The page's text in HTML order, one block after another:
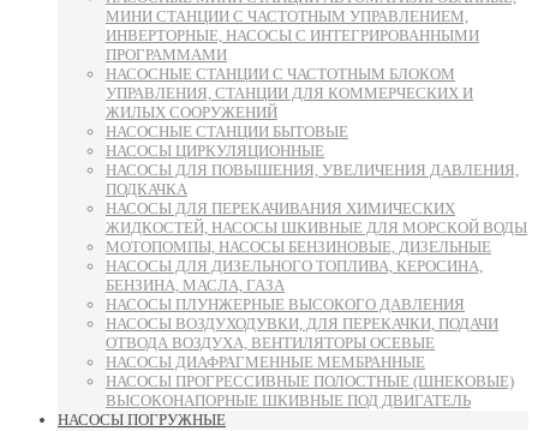
МИНИ СТАНЦИИ С ЧАСТОТНЫМ УПРАВЛЕНИЕМ,
ИНВЕРТОРНЫЕ, НАСОСЫ С ИНТЕГРИРОВАННЫМИ
ПРОГРАММАМИ
НАСОСНЫЕ СТАНЦИИ С ЧАСТОТНЫМ БЛОКОМ
УПРАВЛЕНИЯ, СТАНЦИИ ДЛЯ КОММЕРЧЕСКИХ И
ЖИЛЫХ СООРУЖЕНИЙ
НАСОСНЫЕ СТАНЦИИ БЫТОВЫЕ
НАСОСЫ ЦИРКУЛЯЦИОННЫЕ
НАСОСЫ ДЛЯ ПОВЫШЕНИЯ, УВЕЛИЧЕНИЯ ДАВЛЕНИЯ,
ПОДКАЧКА
НАСОСЫ ДЛЯ ПЕРЕКАЧИВАНИЯ ХИМИЧЕСКИХ
ЖИДКОСТЕЙ, НАСОСЫ ШКИВНЫЕ ДЛЯ МОРСКОЙ ВОДЫ
МОТОПОМПЫ, НАСОСЫ БЕНЗИНОВЫЕ, ДИЗЕЛЬНЫЕ
НАСОСЫ ДЛЯ ДИЗЕЛЬНОГО ТОПЛИВА, КЕРОСИНА,
БЕНЗИНА, МАСЛА, ГАЗА
НАСОСЫ ПЛУНЖЕРНЫЕ ВЫСОКОГО ДАВЛЕНИЯ
НАСОСЫ ВОЗДУХОДУВКИ, ДЛЯ ПЕРЕКАЧКИ, ПОДАЧИ
ОТВОДА ВОЗДУХА, ВЕНТИЛЯТОРЫ ОСЕВЫЕ
НАСОСЫ ДИАФРАГМЕННЫЕ МЕМБРАННЫЕ
НАСОСЫ ПРОГРЕССИВНЫЕ ПОЛОСТНЫЕ (ШНЕКОВЫЕ)
ВЫСОКОНАПОРНЫЕ ШКИВНЫЕ ПОД ДВИГАТЕЛЬ
НАСОСЫ ПОГРУЖНЫЕ